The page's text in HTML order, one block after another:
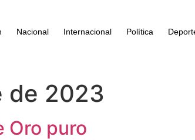
Nacional Internacional Política
de 2023
Oro puro